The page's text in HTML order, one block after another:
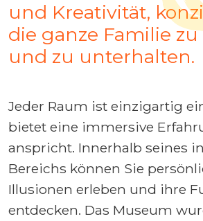
und Kreativität,
die ganze Familie
und zu unterhalten.
Jeder Raum ist einzigartig
bietet eine immersive
anspricht. Innerhalb seines
Bereichs können Sie
Illusionen erleben und ihre
entdecken. Das Museum